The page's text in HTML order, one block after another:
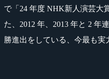
で「24 年度 NHK新人演芸大
た、2012 年、2013 年と 2 年
勝進出をしている、今最も実